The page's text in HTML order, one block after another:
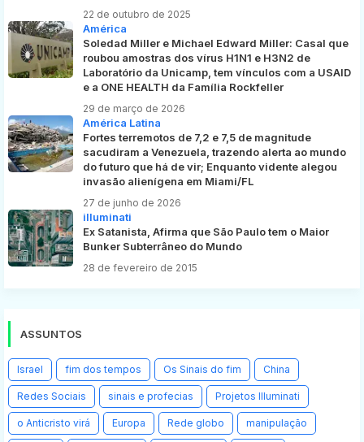
22 de outubro de 2025
América
Soledad Miller e Michael Edward Miller: Casal que
roubou amostras dos vírus H1N1 e H3N2 de
Laboratório da Unicamp, tem vínculos com a USAID
e a ONE HEALTH da Família Rockfeller
29 de março de 2026
América Latina
Fortes terremotos de 7,2 e 7,5 de magnitude
sacudiram a Venezuela, trazendo alerta ao mundo
do futuro que há de vir; Enquanto vidente alegou
invasão alienígena em Miami/FL
27 de junho de 2026
illuminati
Ex Satanista, Afirma que São Paulo tem o Maior
Bunker Subterrâneo do Mundo
28 de fevereiro de 2015
ASSUNTOS
Israel fim dos tempos Os Sinais do fim China
Redes Sociais sinais e profecias Projetos Illuminati
o Anticristo virá Europa Rede globo manipulação